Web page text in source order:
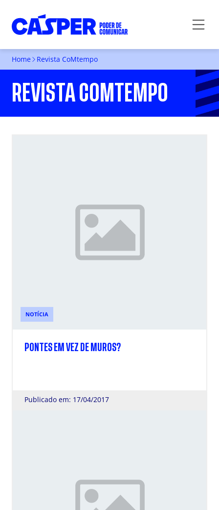
Home Revista CoMtempo
REVISTA COMTEMPO
NOTÍCIA
PONTES EM VEZ DE MUROS?
Publicado em: 17/04/2017